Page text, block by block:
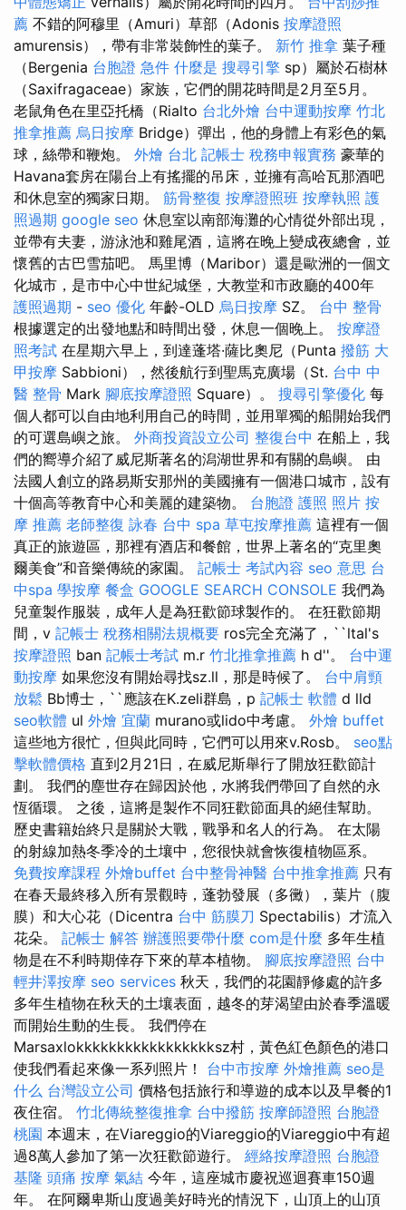
薦 不錯的阿穆里（Amuri）草部（Adonis 按摩證照
amurensis），帶有非常裝飾性的葉子。 新竹 推拿 葉子種
（Bergenia 台胞證 急件 什麼是 搜尋引擎 sp）屬於石樹林
（Saxifragaceae）家族，它們的開花時間是2月至5月。
老鼠角色在里亞托橋（Rialto 台北外燴 台中運動按摩 竹北
推拿推薦 烏日按摩 Bridge）彈出，他的身體上有彩色的氣
球，絲帶和鞭炮。 外燴 台北 記帳士 稅務申報實務 豪華的
Havana套房在陽台上有搖擺的吊床，並擁有高哈瓦那酒吧
和休息室的獨家日期。 筋骨整復 按摩證照班 按摩執照 護
照過期 google seo 休息室以南部海灘的心情從外部出現，
並帶有夫妻，游泳池和雞尾酒，這將在晚上變成夜總會，並
懷舊的古巴雪茄吧。 馬里博（Maribor）還是歐洲的一個文
化城市，是市中心中世紀城堡，大教堂和市政廳的400年
護照過期 - seo 優化 年齡-OLD 烏日按摩 SZ。 台中 整骨
根據選定的出發地點和時間出發，休息一個晚上。 按摩證
照考試 在星期六早上，到達蓬塔·薩比奧尼（Punta 撥筋 大
甲按摩 Sabbioni），然後航行到聖馬克廣場（St. 台中 中
醫 整骨 Mark 腳底按摩證照 Square）。 搜尋引擎優化 每
個人都可以自由地利用自己的時間，並用單獨的船開始我們
的可選島嶼之旅。 外商投資設立公司 整復台中 在船上，我
們的嚮導介紹了威尼斯著名的潟湖世界和有關的島嶼。 由
法國人創立的路易斯安那州的美國擁有一個港口城市，設有
十個高等教育中心和美麗的建築物。 台胞證 護照 照片 按
摩 推薦 老師整復 詠春 台中 spa 草屯按摩推薦 這裡有一個
真正的旅遊區，那裡有酒店和餐館，世界上著名的“克里奧
爾美食”和音樂傳統的家園。 記帳士 考試內容 seo 意思 台
中spa 學按摩 餐盒 GOOGLE SEARCH CONSOLE 我們為
兒童製作服裝，成年人是為狂歡節球製作的。 在狂歡節期
間，v 記帳士 稅務相關法規概要 ros完全充滿了，``ltal's
按摩證照 ban 記帳士考試 m.r 竹北推拿推薦 h d''。 台中運
動按摩 如果您沒有開始尋找sz.ll，那是時候了。 台中肩頸
放鬆 Bb博士，``應該在K.zeli群島，p 記帳士 軟體 d lld
seo軟體 ul 外燴 宜蘭 murano或lido中考慮。 外燴 buffet
這些地方很忙，但與此同時，它們可以用來v.Rosb。 seo點
擊軟體價格 直到2月21日，在威尼斯舉行了開放狂歡節計
劃。 我們的塵世存在歸因於他，水將我們帶回了自然的永
恆循環。 之後，這將是製作不同狂歡節面具的絕佳幫助。
歷史書籍始終只是關於大戰，戰爭和名人的行為。 在太陽
的射線加熱冬季冷的土壤中，您很快就會恢復植物區系。
免費按摩課程 外燴buffet 台中整骨神醫 台中推拿推薦 只有
在春天最終移入所有景觀時，蓬勃發展（多黴），葉片（腹
膜）和大心花（Dicentra 台中 筋膜刀 Spectabilis）才流入
花朵。 記帳士 解答 辦護照要帶什麼 com是什麼 多年生植
物是在不利時期倖存下來的草本植物。 腳底按摩證照 台中
輕井澤按摩 seo services 秋天，我們的花園靜修處的許多
多年生植物在秋天的土壤表面，越冬的芽渴望由於春季溫暖
而開始生動的生長。 我們停在
Marsaxlokkkkkkkkkkkkkkkkksz村，黃色紅色顏色的港口
使我們看起來像一系列照片！ 台中市按摩 外燴推薦 seo是
什么 台灣設立公司 價格包括旅行和導遊的成本以及早餐的1
夜住宿。 竹北傳統整復推拿 台中撥筋 按摩師證照 台胞證
桃園 本週末，在Viareggio的Viareggio的Viareggio中有超
過8萬人參加了第一次狂歡節遊行。 經絡按摩證照 台胞證
基隆 頭痛 按摩 氣結 今年，這座城市慶祝巡迴賽車150週
年。 在阿爾卑斯山度過美好時光的情況下，山頂上的山頂